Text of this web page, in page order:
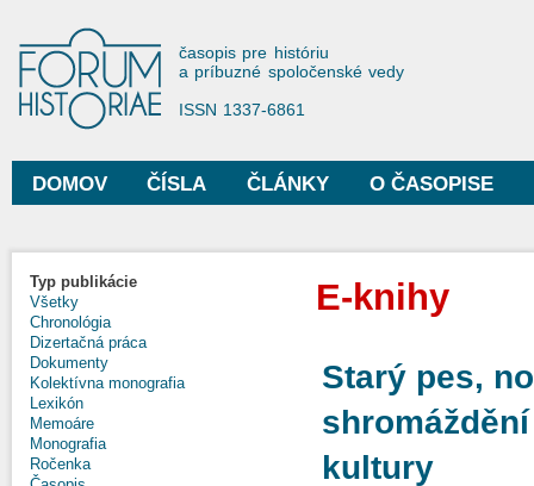
Forum Historiae
časopis pre históriu
a príbuzné spoločenské vedy
ISSN 1337-6861
Hlavné menu
DOMOV ČÍSLA ČLÁNKY O ČASOPISE
Typ publikácie
Všetky
Chronológia
Dizertačná práca
Dokumenty
Kolektívna monografia
Lexikón
Memoáre
Monografia
Ročenka
E-knihy
Starý pes,
kultury